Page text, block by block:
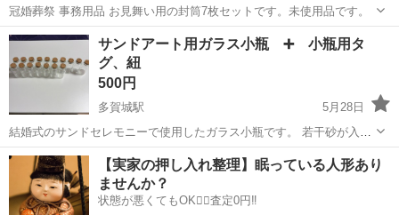
冠婚葬祭 事務用品 お見舞い用の封筒7枚セットです。未使用品です。
宮城 岩沼市 冠婚葬祭 封筒
サンドアート用ガラス小瓶 ➕ 小瓶用タ
グ、紐
500円
多賀城駅
5月28日
結婚式のサンドセレモニーで使用したガラス小瓶です。 若干砂が入っ
ていますが、綺麗です。 小瓶用のタグと紐もお付けします。
宮城 多賀城市 多賀城駅 冠婚葬祭
【実家の押し入れ整理】眠っている人形あり
ませんか？
状態が悪くてもOK🙆‍♀️査定0円‼️